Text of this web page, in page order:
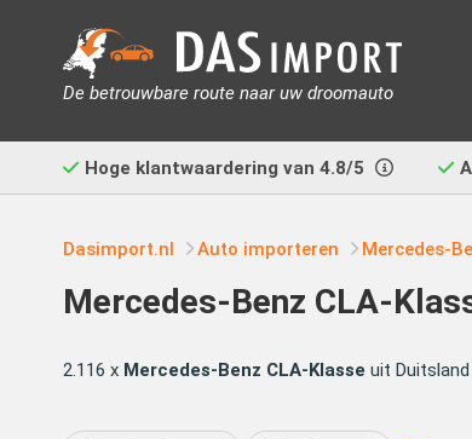
De betrouwbare route naar uw droomauto
Hoge klantwaardering van 4.8/5
Dasimport.nl Auto importeren Mercedes-
Mercedes-Benz CLA-
2.116 x Mercedes-Benz CLA-Klasse uit